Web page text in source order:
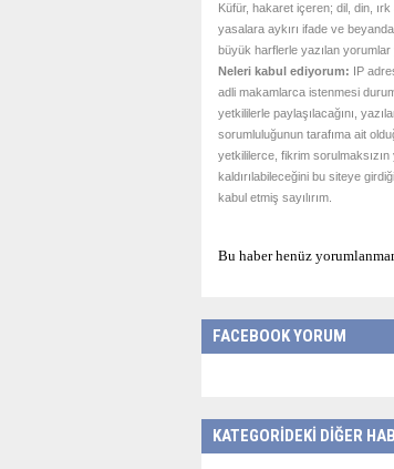
Küfür, hakaret içeren; dil, din, ırk
yasalara aykırı ifade ve
büyük harflerle yazılan yorumlar
Neleri kabul ediyorum: IP
adli makamlarca istenmesi
yetkililerle paylaşılacağını,
sorumluluğunun tarafıma ait
yetkililerce, fikrim sorulmaksızın
kaldırılabileceğini bu siteye
kabul etmiş sayılırım.
Bu haber henüz
FACEBOOK YORUM
KATEGORİDEKİ DİĞER